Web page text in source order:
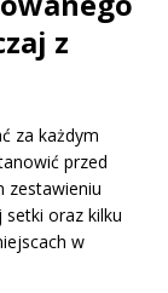
z
za każdym
przed
zestawieniu
setki oraz kilku
w